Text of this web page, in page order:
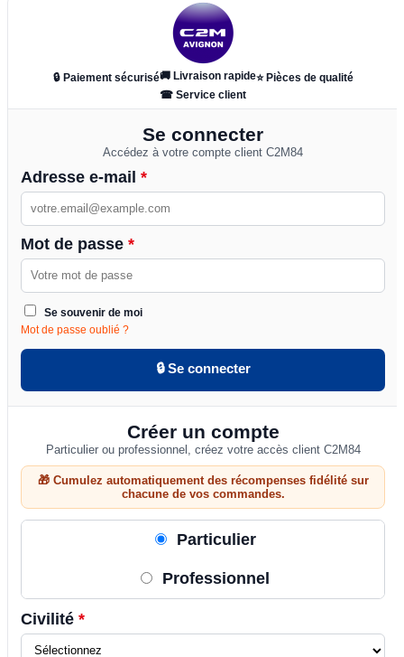
🔒 Paiement sécurisé🚚 Livraison rapide⭐ Pièces de qualité
☎ Service client
Se connecter
Accédez à votre compte client C2M84
Adresse e-mail *
Mot de passe *
Se souvenir de moi
Mot de passe oublié ?
🔒 Se connecter
Créer un compte
Particulier ou professionnel, créez votre accès client C2M84
🎁 Cumulez automatiquement des récompenses fidélité sur
chacune de vos commandes.
Particulier
Professionnel
Civilité *